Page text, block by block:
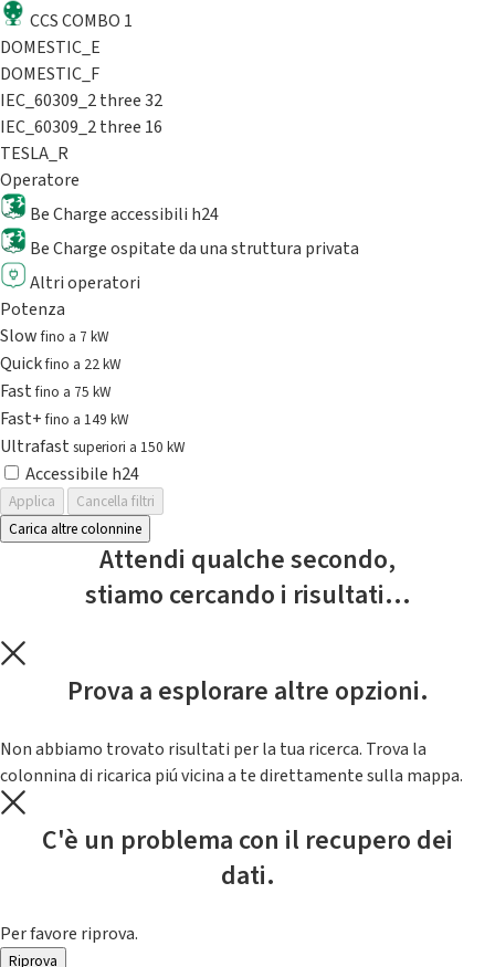
CCS COMBO 1
DOMESTIC_E
DOMESTIC_F
IEC_60309_2 three 32
IEC_60309_2 three 16
TESLA_R
Operatore
Be Charge accessibili h24
Be Charge ospitate da una struttura privata
Altri operatori
Potenza
Slowfino a 7 kW
Quickfino a 22 kW
Fastfino a 75 kW
Fast+fino a 149 kW
Ultrafast superiori a 150 kW
Accessibile h24
Applica
Cancella filtri
Carica altre colonnine
Attendi qualche secondo,
stiamo cercando i risultati...
Prova a esplorare altre opzioni.
Non abbiamo trovato risultati per la tua ricerca. Trova la
colonnina di ricarica piú vicina a te direttamente sulla mappa.
C'è un problema con il recupero dei
dati.
Per favore riprova.
Riprova